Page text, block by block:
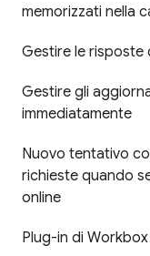
memorizzati nella
Gestire le risposte
Gestire gli
immediatamente
Nuovo tentativo
richieste quando
online
Plug-in di Workbox